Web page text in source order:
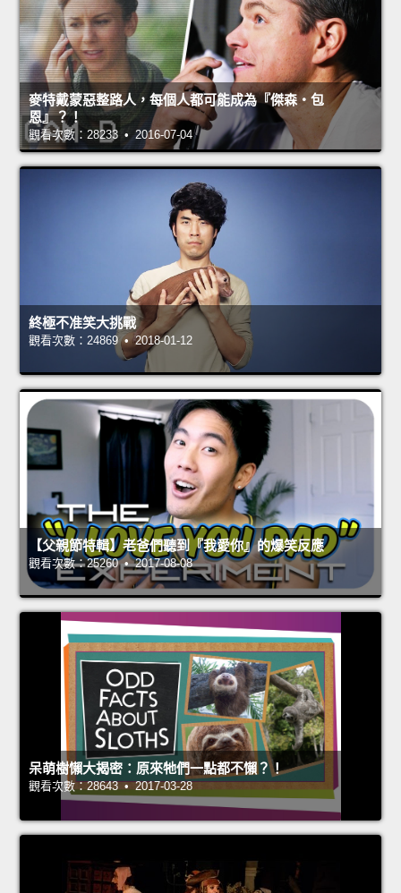
麥特戴蒙惡整路人，每個人都可能成為『傑森‧包
恩』？！
觀看次數：28233 • 2016-07-04
終極不准笑大挑戰
觀看次數：24869 • 2018-01-12
【父親節特輯】老爸們聽到『我愛你』的爆笑反應
觀看次數：25260 • 2017-08-08
呆萌樹懶大揭密：原來牠們一點都不懶？！
觀看次數：28643 • 2017-03-28